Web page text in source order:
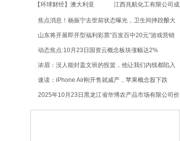
【环球财经】澳大利亚
1.4% 与前一财年持平
江西兆航化工有限公司成
新要闻
焦点消息！杨振宁去世前状态曝光，卫生间摔跤酿大
祸！翁帆疑早已接受了现实
山东将开展即开型福利彩票“百发百中20元”游戏营销
活动-每日视讯
动态焦点:10月23日国资云概念板块涨幅达2%
浓眉：没人能封盖文班的投篮，他让我们内线都陷入
了犯规麻烦 百事通
速读：iPhone Air刚开售就减产，苹果概念股下跌
2025年10月23日黑龙江省华博农产品市场有限公司价
格行情-当前关注